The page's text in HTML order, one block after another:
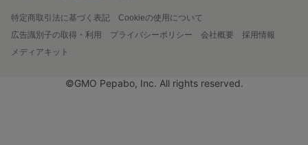
特定商取引法に基づく表記
Cookieの使用について
広告識別子の取得・利用
プライバシーポリシー 会社概要
採用情報
メディアキット
©GMO Pepabo, Inc. All rights reserved.